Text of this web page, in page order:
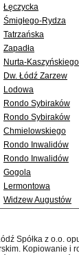
Łęczycka
Śmigłego-Rydza
Tatrzańska
Zapadła
Nurta-Kaszyńskiego
Dw. Łódź Zarzew
Lodowa
Rondo Sybiraków
Rondo Sybiraków
Chmielowskiego
Rondo Inwalidów
Rondo Inwalidów
Gogola
Lermontowa
Widzew Augustów
Spółka z o.o.
Kopiowanie i